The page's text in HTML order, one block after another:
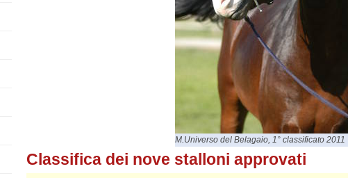
M.Universo del Belagaio, 1° classificato 2011
Classifica dei nove stalloni approvati